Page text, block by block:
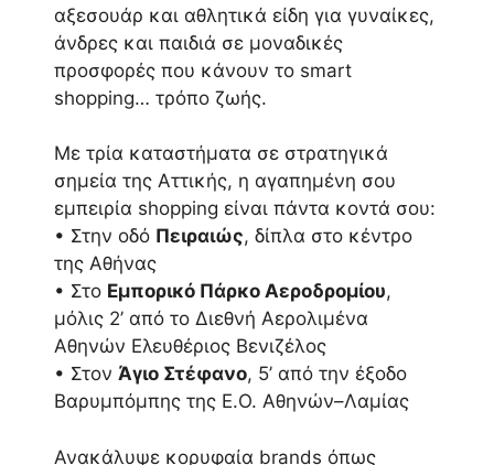
αξεσουάρ και αθλητικά είδη για γυναίκες,
άνδρες και παιδιά σε μοναδικές
προσφορές που κάνουν το smart
shopping… τρόπο ζωής.
Με τρία καταστήματα σε στρατηγικά
σημεία της Αττικής, η αγαπημένη σου
εμπειρία shopping είναι πάντα κοντά σου:
• Στην οδό Πειραιώς, δίπλα στο κέντρο
της Αθήνας
• Στο Εμπορικό Πάρκο Αεροδρομίου,
μόλις 2’ από το Διεθνή Αερολιμένα
Αθηνών Ελευθέριος Βενιζέλος
• Στον Άγιο Στέφανο, 5’ από την έξοδο
Βαρυμπόμπης της Ε.Ο. Αθηνών–Λαμίας
Ανακάλυψε κορυφαία brands όπως